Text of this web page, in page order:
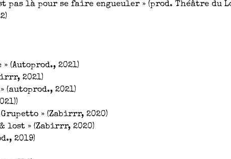
pas là pour se faire engueuler » (prod. Théâtre du
(Autoprod., 2021)
2021)
(autoprod., 2021)
Grupetto » (Zabirrr, 2020)
lost » (Zabirrr, 2020)
2019)